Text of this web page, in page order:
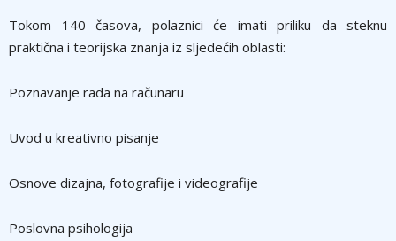
Tokom 140 časova, polaznici će imati priliku da steknu
praktična i teorijska znanja iz sljedećih oblasti:
Poznavanje rada na računaru
Uvod u kreativno pisanje
Osnove dizajna, fotografije i videografije
Poslovna psihologija